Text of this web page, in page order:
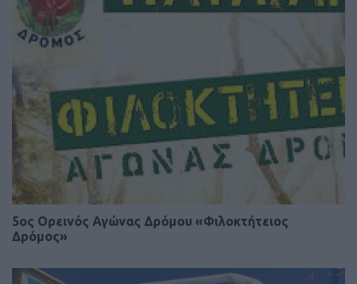
5ος Ορεινός Αγώνας Δρόμου «Φιλοκτήτειος
Δρόμος»